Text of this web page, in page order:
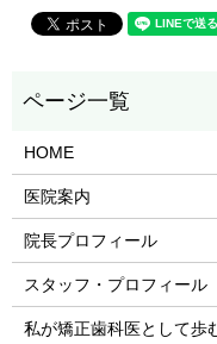
HOME
医院案内
院長プロフィール
スタッフ・プロフィール
私が矯正歯科医として歩